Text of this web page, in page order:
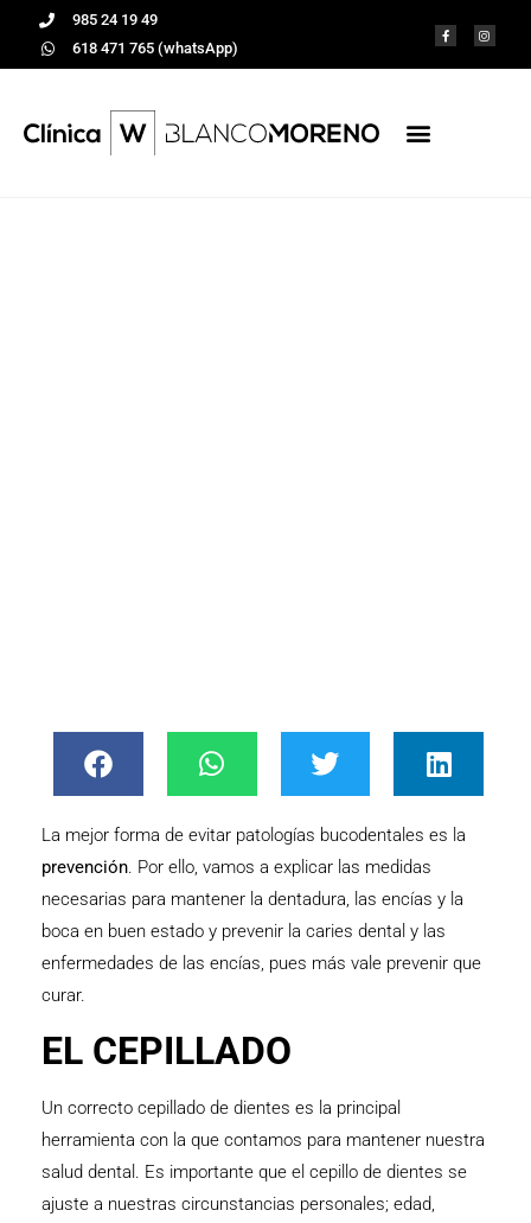
985 24 19 49
618 471 765 (whatsApp)
La mejor forma de evitar patologías bucodentales es la
prevención. Por ello, vamos a explicar las medidas
necesarias para mantener la dentadura, las encías y la
boca en buen estado y prevenir la caries dental y las
enfermedades de las encías, pues más vale prevenir que
curar.
EL CEPILLADO
Un correcto cepillado de dientes es la principal
herramienta con la que contamos para mantener nuestra
salud dental. Es importante que el cepillo de dientes se
ajuste a nuestras circunstancias personales; edad,